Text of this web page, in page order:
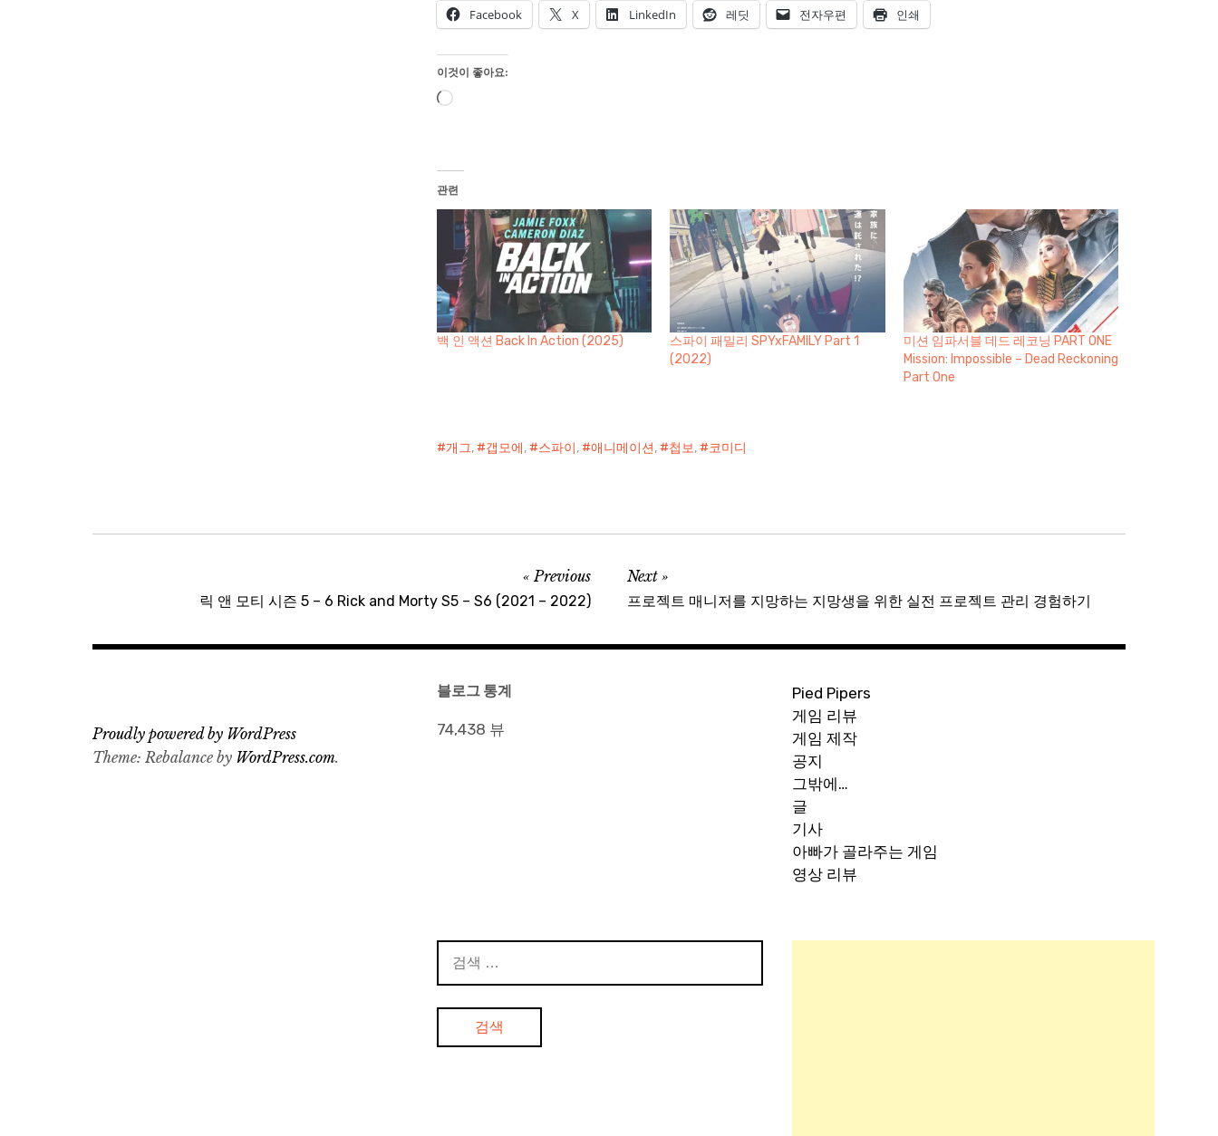
Facebook X LinkedIn 레딧 전자우편 인쇄
이것이 좋아요:
로
관련
백 인 액션 Back In Action (2025)
스파이 패밀리 SPYxFAMILY Part 1
(2022)
미션 임파서블 데드 레코닝 PART ONE
Mission: Impossible – Dead Reckoning
Part One
개그, 갭모에, 스파이, 애니메이션, 첩보, 코미디
Previous
릭 앤 모티 시즌 5 – 6 Rick and Morty S5 – S6 (2021 – 2022)
Next
프로젝트 매니저를 지망하는 지망생을 위한 실전 프로젝트 관리 경험하기
블로그 통계
74,438 뷰
Pied Pipers
게임 리뷰
게임 제작
공지
그밖에…
글
기사
아빠가 골라주는 게임
영상 리뷰
색:
Proudly powered by WordPress
Theme: Rebalance by WordPress.com.